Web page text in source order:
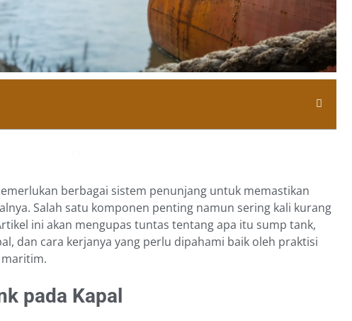
berbagai sistem penunjang untuk memastikan
Salah satu komponen penting namun sering kali kurang
ini akan mengupas tuntas tentang apa itu sump tank,
dan cara kerjanya yang perlu dipahami baik oleh praktisi
pada Kapal